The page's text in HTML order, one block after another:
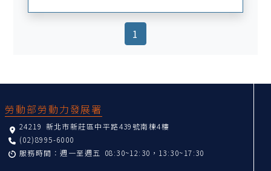
1
勞動部勞動力發展署
24219 新北市新莊區中平路439號南棟4樓
(02)8995-6000
服務時間：週一至週五 08:30~12:30，13:30~17:30